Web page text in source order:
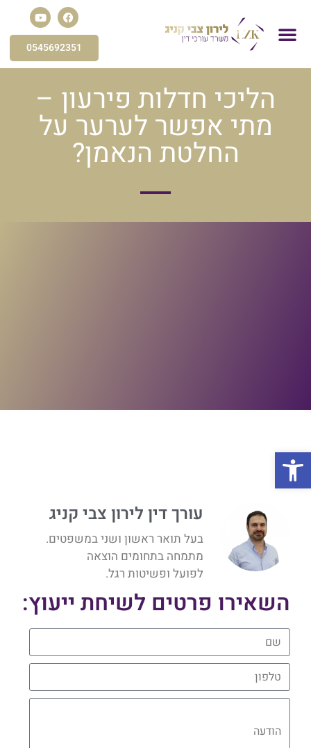
0545692351
הליכי חדלות פירעון –
מתי אפשר לערער על
החלטת הנאמן?
עורך דין לירון צבי קניג
בעל תואר ראשון ושני במשפטים.
מתמחה בתחומים הוצאה
לפועל ופשיטות רגל.
השאירו פרטים לשיחת ייעוץ:
שם
טלפון
הודעה
פתח סרגל נגישות